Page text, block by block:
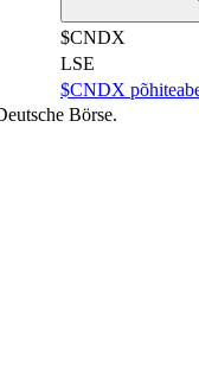
$CNDX
LSE
$CNDX
Börse.